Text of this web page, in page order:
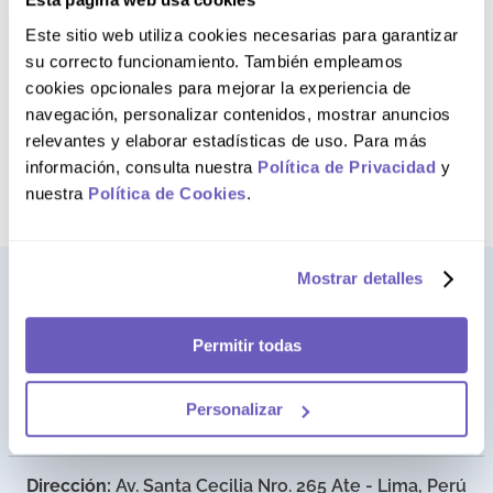
Este sitio web utiliza cookies necesarias para garantizar
su correcto funcionamiento. También empleamos
cookies opcionales para mejorar la experiencia de
navegación, personalizar contenidos, mostrar anuncios
relevantes y elaborar estadísticas de uso. Para más
información, consulta nuestra Política de Privacidad y
nuestra Política de Cookies.
Mostrar detalles
Permitir todas
Personalizar
Mantenimiento
Enjuague Bucal
NO DISPONIBLE
Dirección: Av. Santa Cecilia Nro. 265 Ate - Lima, Perú